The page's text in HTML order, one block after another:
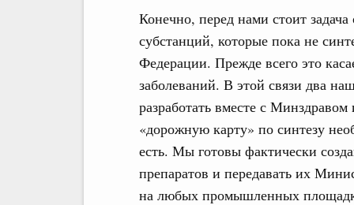
Конечно, перед нами стоит
субстанций, которые пока не
Федерации. Прежде всего это
заболеваний. В этой связи два
разработать вместе с
«дорожную карту» по синтезу
есть. Мы готовы фактически
препаратов и передавать их
на любых промышленных